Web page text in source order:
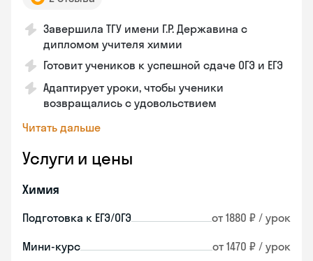
Завершила ТГУ имени Г.Р. Державина с
дипломом учителя химии
Готовит учеников к успешной сдаче ОГЭ и ЕГЭ
Адаптирует уроки, чтобы ученики
возвращались с удовольствием
Читать дальше
Услуги и цены
Химия
Подготовка к ЕГЭ/ОГЭ от 1880 ₽ / урок
Мини-курс от 1470 ₽ / урок